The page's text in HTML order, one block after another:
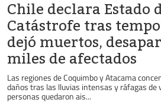
Chile declara Estado
Catástrofe tras
dejó muertos,
miles de afectados
Las regiones de Coquimbo y Atacama
daños tras las lluvias intensas y ráfagas de
personas quedaron ais...